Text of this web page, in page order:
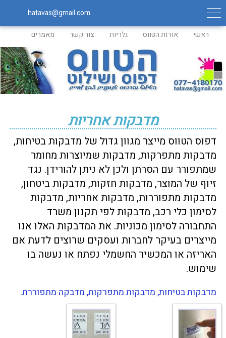
ראשי אודות הטווס גלריות צור קשר מאמרים
מדבקות אחריות
דפוס הטווס מייצר מגוון גדול של מדבקות בטיחות,
מדבקות מתפרקות, מדבקות שמיוצרות מחומר
שמתפורר עם הסרתן ולכן לא ניתן להורידן. נגד
זיוף של המוצר, מדבקות חזקות, מדבקות ביטחון,
מדבקות מתפוררות, מדבקות אחריות, מדבקות
לסימון כלי רכב, מדבקות לפי תקנון משרד
התחבורה לסימון מכוניות. את המדבקות האלו אנו
מייצרים בעיקר לחברות ועסקים שרוצים לדעת אם
האריזה או המכשיר החשמלי נפתח או נעשה בו
שימוש.
מדבקות בטיחות, מדבקות מתפרקות, מדבקה מתפוררת.
hatavas@gmail.com